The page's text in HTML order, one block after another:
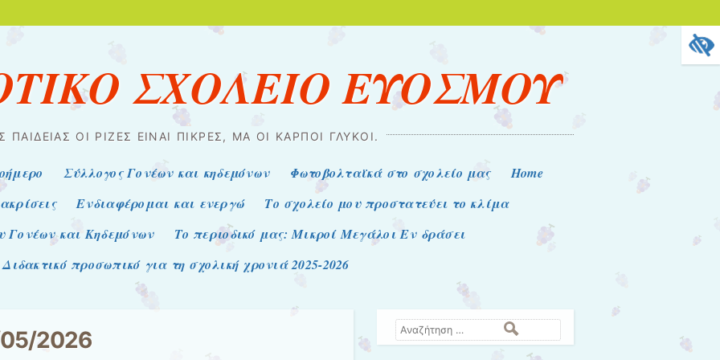
ΣΧΟΛΕΙΟ ΕΥΟΣΜΟΥ
ΠΑΙΔΕΊΑΣ ΟΙ ΡΊΖΕΣ ΕΊΝΑΙ ΠΙΚΡΈΣ, ΜΑ ΟΙ ΚΑΡΠΟΊ ΓΛΥΚΟΊ.
Σύλλογος Γονέων και κηδεμόνων Φωτοβολταϊκά στο σχολείο μας
Home
Ενδιαφέρομαι και ενεργώ
Το σχολείο μου προστατεύει το κλίμα
Γονέων και Κηδεμόνων
Το περιοδικό μας: Μικροί Μεγάλοι Εν δράσει
Διδακτικό προσωπικό για τη σχολική χρονιά 2025-2026
2026 Αναζήτηση